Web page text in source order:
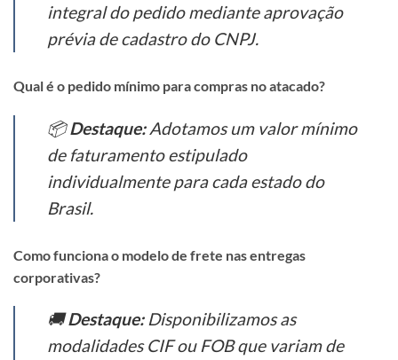
integral do pedido mediante aprovação
prévia de cadastro do CNPJ.
Qual é o pedido mínimo para compras no atacado?
📦Destaque:Adotamos um valor mínimo
de faturamento estipulado
individualmente para cada estado do
Brasil.
Como funciona o modelo de frete nas entregas
corporativas?
🚚Destaque:Disponibilizamos as
modalidades CIF ou FOB que variam de